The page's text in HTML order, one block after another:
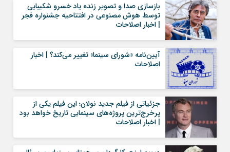
بازسازی صدا و تصویر زنده یاد خسرو شکیبایی
توسط هوش مصنوعی در افتتاحیه جشنواره فجر
| اخبار اصلاحات
آیین‌نامه «شورای سینما» تغییر می‌کند؟ | اخبار
اصلاحات
جزئیاتی از فیلم جدید نولان؛ این فیلم یکی از
پرخرج‌ترین پروژه‌های سینمایی تاریخ خواهد بود
| اخبار اصلاحات